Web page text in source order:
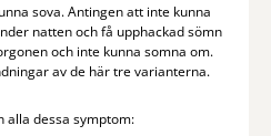
sova. Antingen att inte kunna
natten och få upphackad sömn
och inte kunna somna om.
av de här tre varianterna.
alla dessa symptom: